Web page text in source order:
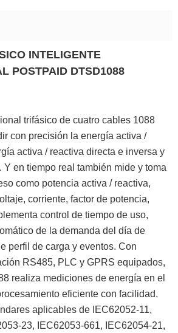
INTELIGENTE
POSTPAID DTSD1088
trifásico de cuatro cables 1088
con precisión la energía activa /
activa / reactiva directa e inversa y
Y en tiempo real también mide y toma
como potencia activa / reactiva,
corriente, factor de potencia,
control de tiempo de uso,
de la demanda del día de
perfil de carga y eventos. Con
RS485, PLC y GPRS equipados,
realiza mediciones de energía en el
eficiente con facilidad.
aplicables de IEC62052-11,
23, IEC62053-661, IEC62054-21,